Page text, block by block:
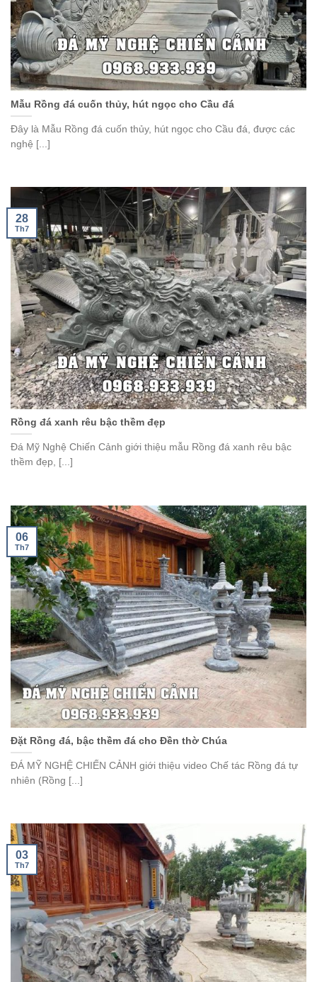
Mẫu Rồng đá cuốn thủy, hút ngọc cho Cầu đá
Đây là Mẫu Rồng đá cuốn thủy, hút ngọc cho Cầu đá, được các
nghệ [...]
Rồng đá xanh rêu bậc thềm đẹp
Đá Mỹ Nghệ Chiến Cảnh giới thiệu mẫu Rồng đá xanh rêu bậc
thềm đẹp, [...]
28
Th7
Đặt Rồng đá, bậc thềm đá cho Đền thờ Chúa
ĐÁ MỸ NGHỆ CHIẾN CẢNH giới thiệu video Chế tác Rồng đá tự
nhiên (Rồng [...]
06
Th7
03
Th7